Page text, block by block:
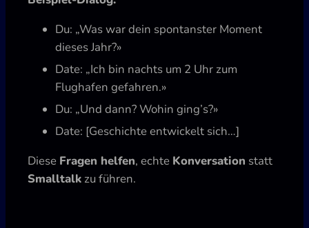
Du: „Was war dein spontanster Moment
dieses Jahr?»
Date: „Ich bin nachts um 2 Uhr zum
Flughafen gefahren.»
Du: „Und dann? Wohin ging’s?»
Date: [Geschichte entwickelt sich…]
Diese Fragen helfen, echte Konversation statt
Smalltalk zu führen.